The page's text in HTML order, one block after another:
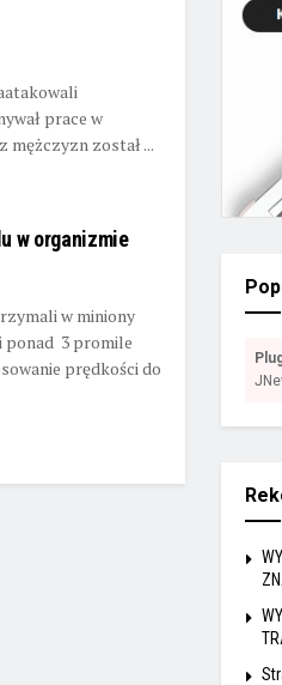
prace w
mężczyzn został ...
w organizmie
w miniony
ponad 3 promile
prędkości do